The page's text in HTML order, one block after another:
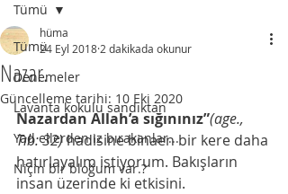
Tümü
Denemeler
Lavanta kokulu sandıktan
Yad ellerden iz bırakanlar...
Niçin bir bloğum var.?
Tümü
Nazar.
hüma
24 Eyl 2018 2 dakikada okunur
Güncelleme tarihi: 10 Eki 2020
Nazardan Allah’a sığınınız”(age.,
Tıb: 32) hadisine binaen bir kere daha
hatırlayalım istiyorum. Bakışların
insan üzerinde ki etkisini.